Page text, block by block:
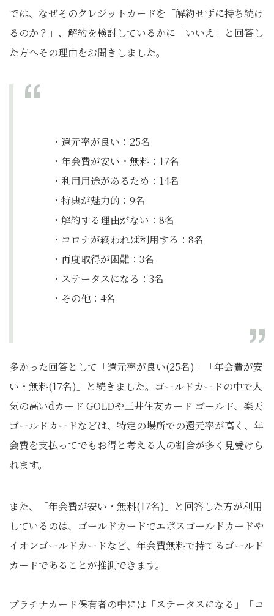
では、なぜそのクレジットカードを「解約せずに持ち続け
るのか？」、解約を検討しているかに「いいえ」と回答し
た方へその理由をお聞きしました。
・還元率が良い：25名
・年会費が安い・無料：17名
・利用用途があるため：14名
・特典が魅力的：9名
・解約する理由がない：8名
・コロナが終われば利用する：8名
・再度取得が困難：3名
・ステータスになる：3名
・その他：4名
多かった回答として「還元率が良い(25名)」「年会費が安
い・無料(17名)」と続きました。ゴールドカードの中で人
気の高いdカード GOLDや三井住友カード ゴールド、楽天
ゴールドカードなどは、特定の場所での還元率が高く、年
会費を支払ってでもお得と考える人の割合が多く見受けら
れます。
また、「年会費が安い・無料(17名)」と回答した方が利用
しているのは、ゴールドカードでエポスゴールドカードや
イオンゴールドカードなど、年会費無料で持てるゴールド
カードであることが推測できます。
プラチナカード保有者の中には「ステータスになる」「コ